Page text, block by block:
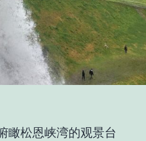
瞰松恩峡湾的观景台